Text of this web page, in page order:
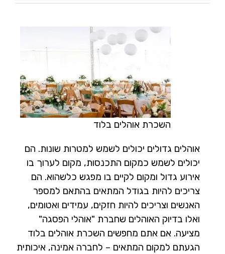
השכרת אוהלים בלוד
אוהלים גדולים יכולים לשמש למטרות שונות. הם
יכולים לשמש כמקום התכנסות, מקום לערוך בו
אירוע גדול ומקום לקיים בו מפגש כלשהוא. הם
צריכים להיות בגודל המתאים בהתאם למספר
האנשים וצריכים להיות חזקים, עמידים ואטומים,
ואלו בדיוק האוהלים שחברת "אוהלי הפסגה"
מציעה. אם אתם מחפשים השכרת אוהלים בלוד
הגעתם למקום המתאים – לחברה אמינה, איכותית